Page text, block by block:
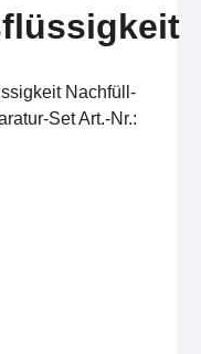
Nachfüll-
Set Art.-Nr.: